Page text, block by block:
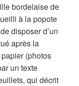
bordelaise de
à la popote
disposer d’un
après la
(photos
un texte
qui décrit